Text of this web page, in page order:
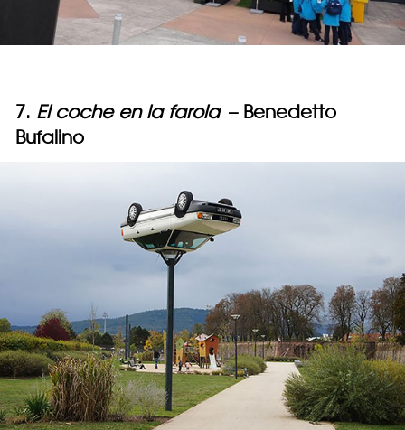
7. El coche en la farola – Benedetto
Bufalino